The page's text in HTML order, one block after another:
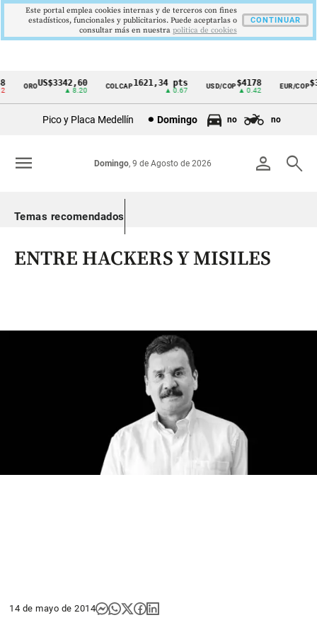
Cintillo
Colombia
OROUS$3342,60
▲ 8.20
COLCAP1621,34 pts
▲ 0.67
USD/COP$4178
▲ 0.42
EUR/COP
Pico y Placa Medellín Domingo no no
person search
Domingo, 9 de Agosto de 2026
menu
Temas recomendados
ENTRE HACKERS Y MISILES
14 de mayo de 2014
Este portal emplea cookies internas y de terceros con fines
estadísticos, funcionales y publicitarios. Puede aceptarlas o
consultar más en nuestra politica de cookies
CONTINUAR